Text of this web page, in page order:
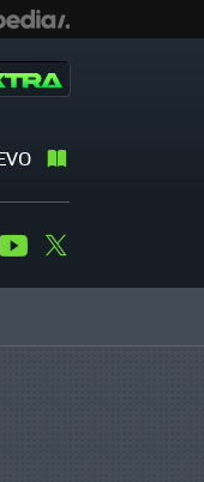
InstagramYoutube